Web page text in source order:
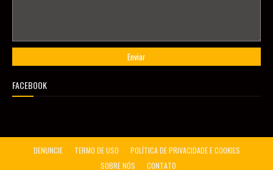
FACEBOOK
DENUNCIE TERMO DE USO
POLÍTICA DE PRIVACIDADE E COOKIES
SOBRE NÓS
CONTATO